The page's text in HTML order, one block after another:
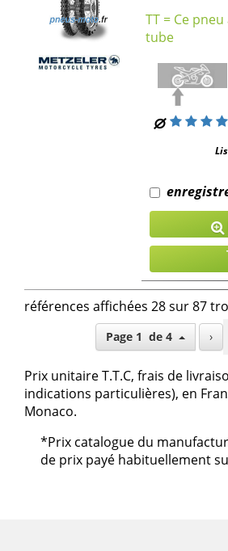
TT = Ce
tube
références affichées 28 sur 87
Page 1 de 4 ›
Prix unitaire T.T.C, frais de
indications particulières), en
Monaco.
*Prix catalogue du
de prix payé habituellement